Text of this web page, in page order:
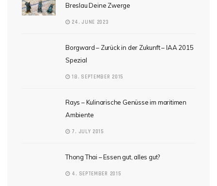
Breslau Deine Zwerge
24. JUNE 2023
Borgward – Zurück in der Zukunft – IAA 2015
Spezial
18. SEPTEMBER 2015
Rays – Kulinarische Genüsse im maritimen
Ambiente
7. JULY 2015
Thong Thai – Essen gut, alles gut?
4. SEPTEMBER 2015